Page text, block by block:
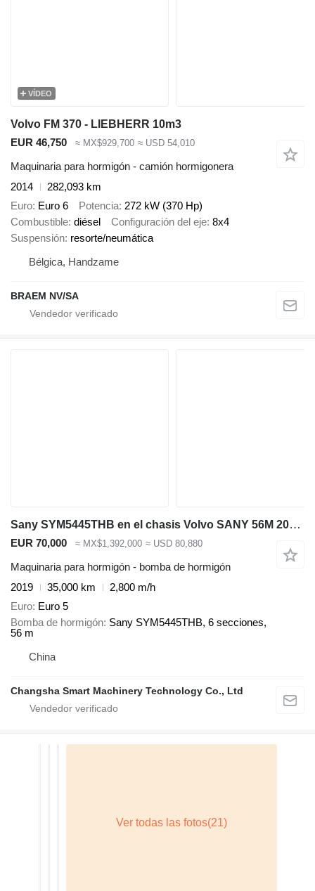
VÍDEO
Volvo FM 370 - LIEBHERR 10m3
EUR 46,750
≈ MX$929,700 ≈ USD 54,010
Maquinaria para hormigón - camión hormigonera
2014
282,093 km
Euro Euro 6 Potencia 272 kW (370 Hp)
Combustible diésel Configuración del eje 8x4
Suspensión resorte/neumática
Bélgica, Handzame
BRAEM NV/SA
Sany SYM5445THB en el chasis Volvo SANY 56M 2019 EURO 5 HIGH QUALITY
EUR 70,000 ≈ MX$1,392,000 ≈ USD 80,880
Maquinaria para hormigón - bomba de hormigón
2019
35,000 km
2,800 m/h
Euro Euro 5
Bomba de hormigón Sany SYM5445THB, 6 secciones,
56 m
China
Changsha Smart Machinery Technology Co., Ltd